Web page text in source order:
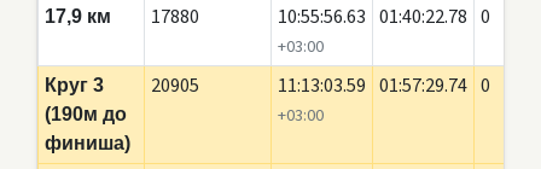
17,9 км 17880 10:55:56.63
+03:00
01:40:22.78 0
Круг 3
(190м до
финиша)
20905 11:13:03.59
+03:00
01:57:29.74 0